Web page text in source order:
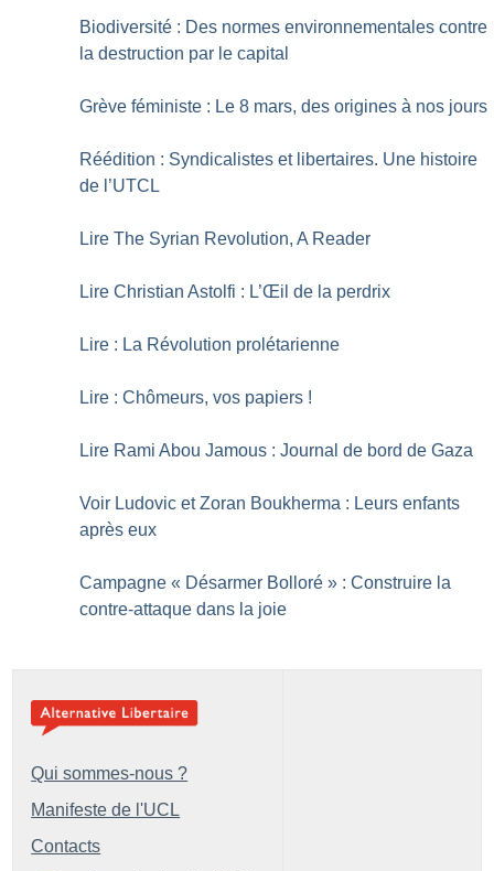
Biodiversité : Des normes environnementales contre
la destruction par le capital
Grève féministe : Le 8 mars, des origines à nos jours
Réédition : Syndicalistes et libertaires. Une histoire
de l’UTCL
Lire The Syrian Revolution, A Reader
Lire Christian Astolfi : L’Œil de la perdrix
Lire : La Révolution prolétarienne
Lire : Chômeurs, vos papiers !
Lire Rami Abou Jamous : Journal de bord de Gaza
Voir Ludovic et Zoran Boukherma : Leurs enfants
après eux
Campagne « Désarmer Bolloré » : Construire la
contre-attaque dans la joie
Qui sommes-nous ?
Manifeste de l'UCL
Contacts